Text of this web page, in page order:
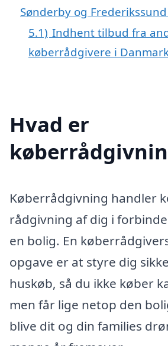
Sønderby og
5.1) Indhent tilbud fra
køberrådgivere i
Hvad er
Køberrådgivning handler
rådgivning af dig i
en bolig. En
opgave er at styre dig
huskøb, så du ikke køber
men får lige netop den
blive dit og din families